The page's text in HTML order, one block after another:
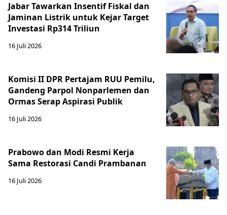
Jabar Tawarkan Insentif Fiskal dan
Jaminan Listrik untuk Kejar Target
Investasi Rp314 Triliun
16 Juli 2026
Komisi II DPR Pertajam RUU Pemilu,
Gandeng Parpol Nonparlemen dan
Ormas Serap Aspirasi Publik
16 Juli 2026
Prabowo dan Modi Resmi Kerja
Sama Restorasi Candi Prambanan
16 Juli 2026